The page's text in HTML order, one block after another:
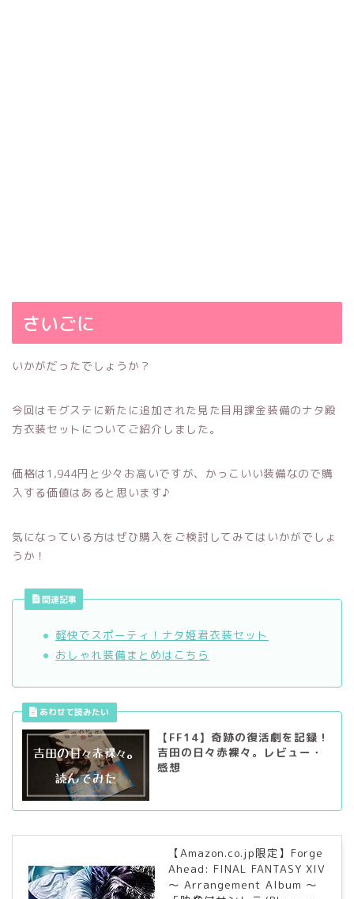
さいごに
いかがだったでしょうか？
今回はモグステに新たに追加された見た目用課金装備のナタ殿
方衣装セットについてご紹介しました。
価格は1,944円と少々お高いですが、かっこいい装備なので購
入する価値はあると思います♪
気になっている方はぜひ購入をご検討してみてはいかがでしょ
うか！
関連記事
軽快でスポーティ！ナタ姫君衣装セット
おしゃれ装備まとめはこちら
【FF14】奇跡の復活劇を記録！
吉田の日々赤裸々。レビュー・
感想
【Amazon.co.jp限定】Forge
Ahead: FINAL FANTASY XIV
～ Arrangement Album ～